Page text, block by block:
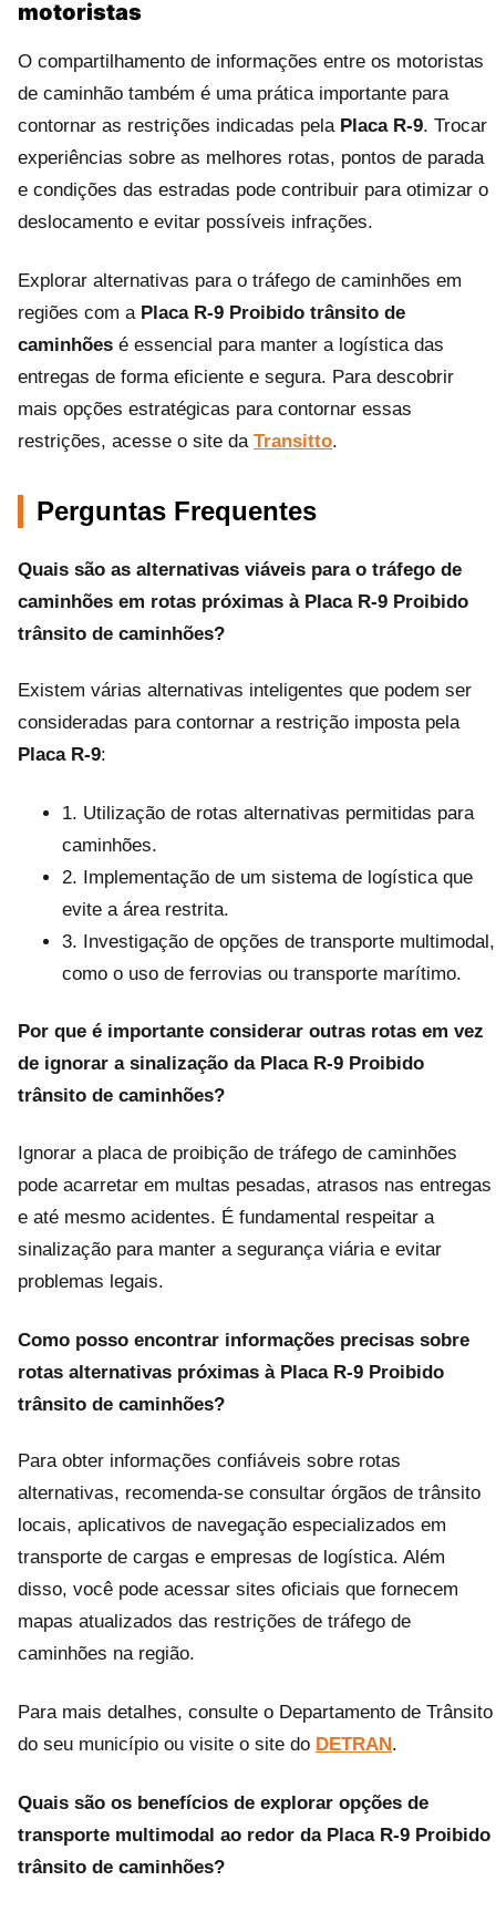
motoristas
O compartilhamento de informações entre os motoristas
de caminhão também é uma prática importante para
contornar as restrições indicadas pela Placa R-9. Trocar
experiências sobre as melhores rotas, pontos de parada
e condições das estradas pode contribuir para otimizar o
deslocamento e evitar possíveis infrações.
Explorar alternativas para o tráfego de caminhões em
regiões com a Placa R-9 Proibido trânsito de
caminhões é essencial para manter a logística das
entregas de forma eficiente e segura. Para descobrir
mais opções estratégicas para contornar essas
restrições, acesse o site da Transitto.
Perguntas Frequentes
Quais são as alternativas viáveis para o tráfego de
caminhões em rotas próximas à Placa R-9 Proibido
trânsito de caminhões?
Existem várias alternativas inteligentes que podem ser
consideradas para contornar a restrição imposta pela
Placa R-9:
1. Utilização de rotas alternativas permitidas para
caminhões.
2. Implementação de um sistema de logística que
evite a área restrita.
3. Investigação de opções de transporte multimodal,
como o uso de ferrovias ou transporte marítimo.
Por que é importante considerar outras rotas em vez
de ignorar a sinalização da Placa R-9 Proibido
trânsito de caminhões?
Ignorar a placa de proibição de tráfego de caminhões
pode acarretar em multas pesadas, atrasos nas entregas
e até mesmo acidentes. É fundamental respeitar a
sinalização para manter a segurança viária e evitar
problemas legais.
Como posso encontrar informações precisas sobre
rotas alternativas próximas à Placa R-9 Proibido
trânsito de caminhões?
Para obter informações confiáveis sobre rotas
alternativas, recomenda-se consultar órgãos de trânsito
locais, aplicativos de navegação especializados em
transporte de cargas e empresas de logística. Além
disso, você pode acessar sites oficiais que fornecem
mapas atualizados das restrições de tráfego de
caminhões na região.
Para mais detalhes, consulte o Departamento de Trânsito
do seu município ou visite o site do DETRAN.
Quais são os benefícios de explorar opções de
transporte multimodal ao redor da Placa R-9 Proibido
trânsito de caminhões?